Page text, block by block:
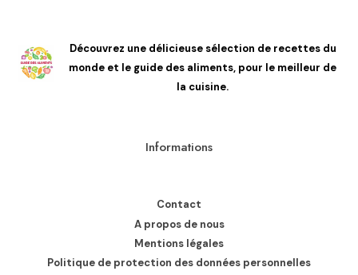
Découvrez une délicieuse sélection de recettes du
monde et le guide des aliments, pour le meilleur de
la cuisine.
Informations
Contact
A propos de nous
Mentions légales
Politique de protection des données personnelles